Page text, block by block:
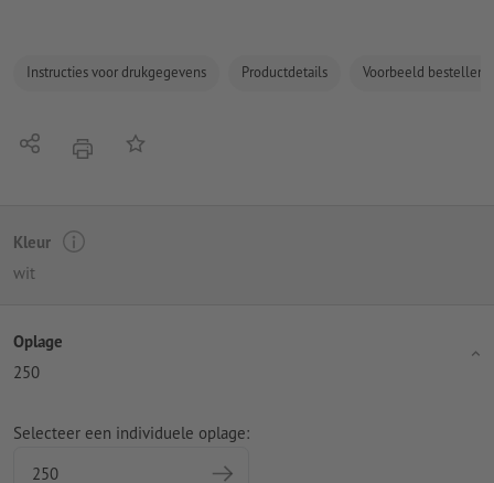
Instructies voor drukgegevens Productdetails Voorbeeld bestellen
Delen afdrukkenOp de lijst
Kleur
wit
Oplage
250
Selecteer een individuele oplage: